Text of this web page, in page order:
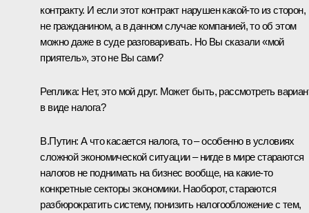
контракту. И если этот контракт нарушен какой‑то из сторон,
не гражданином, а в данном случае компанией, то об этом
можно даже в суде разговаривать. Но Вы сказали «мой
приятель», это не Вы сами?
Реплика: Нет, это мой друг. Может быть, рассмотреть
в виде налога?
В.Путин: А что касается налога, то – особенно в условиях
сложной экономической ситуации – нигде в мире стараются
налогов не поднимать на бизнес вообще, на какие‑то
конкретные секторы экономики. Наоборот, стараются
разбюрократить систему, понизить налогообложение с тем,